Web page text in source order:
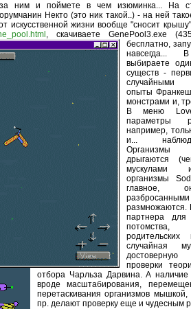
ним и поймете в чем изюминка... На
Некто (это ник такой..) - на ней
искусственной жизни вообще "сносит
, скачиваете GenePool3.exe
бесплатно,
выбираете
существ -
случайными
опыты
монстрами и,
В меню Love
параметры
например,
и...
Организмы
дрыгаются
мускулами
организмы
главное,
размножаются.
партнера для
потомства,
случайная
проверки
отбора Чарльза Дарвина. А
вроде масштабирования,
перетаскивания организмов
пр. делают проверку еще и чудесным